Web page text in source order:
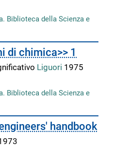
Biblioteca della Scienza e
di chimica>> 1
Liguori 1975
Biblioteca della Scienza e
handbook